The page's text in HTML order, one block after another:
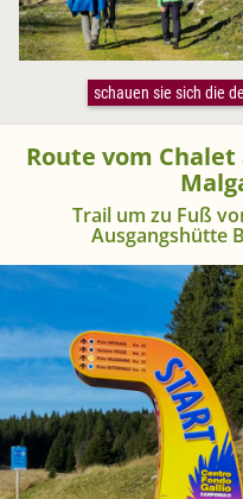
schauen sie sich die
Route vom
Trail um zu Fuß
Ausgangshütte